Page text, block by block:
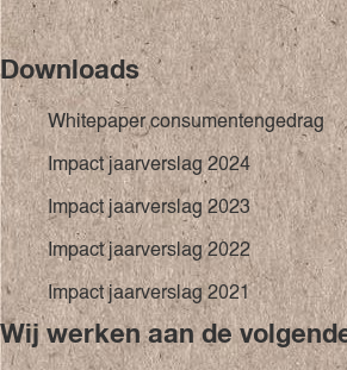
Downloads
Whitepaper consumentengedrag
Impact jaarverslag 2024
Impact jaarverslag 2023
Impact jaarverslag 2022
Impact jaarverslag 2021
Wij werken aan de